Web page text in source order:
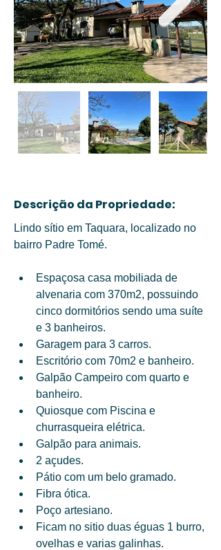
Descrição da Propriedade:
Lindo sítio em Taquara, localizado no
bairro Padre Tomé.
Espaçosa casa mobiliada de
alvenaria com 370m2, possuindo
cinco dormitórios sendo uma suíte
e 3 banheiros.
Garagem para 3 carros.
Escritório com 70m2 e banheiro.
Galpão Campeiro com quarto e
banheiro.
Quiosque com Piscina e
churrasqueira elétrica.
Galpão para animais.
2 açudes.
Pátio com um belo gramado.
Fibra ótica.
Poço artesiano.
Ficam no sitio duas éguas 1 burro,
ovelhas e varias galinhas.